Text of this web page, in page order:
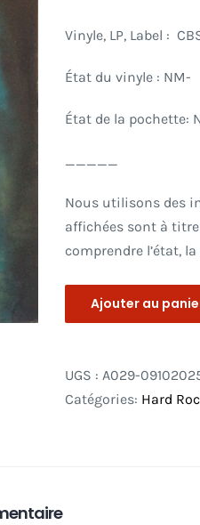
Vinyle, LP, Label :
État du vinyle : NM-
État de la pochette:
_____
Nous utilisons des
affichées sont à
comprendre l’état,
Ajouter au
UGS : A029-
Catégories: Hard